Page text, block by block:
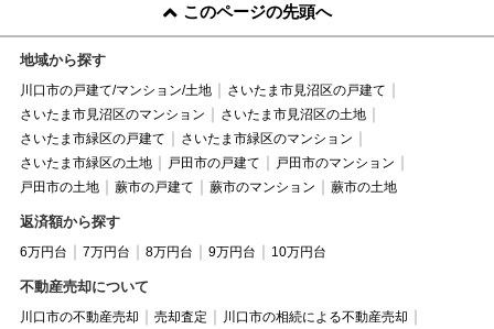
このページの先頭へ
地域から探す
川口市の戸建て/マンション/土地
さいたま市見沼区の戸建て
さいたま市見沼区のマンション
さいたま市見沼区の土地
さいたま市緑区の戸建て
さいたま市緑区のマンション
さいたま市緑区の土地
戸田市の戸建て
戸田市のマンション
戸田市の土地
蕨市の戸建て 蕨市のマンション 蕨市の土地
返済額から探す
6万円台 7万円台 8万円台 9万円台 10万円台
不動産売却について
川口市の不動産売却 売却査定
川口市の相続による不動産売却